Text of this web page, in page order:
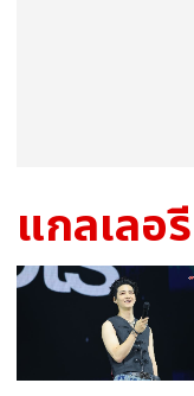
แกลเลอรี